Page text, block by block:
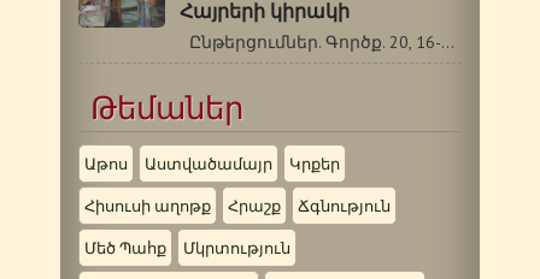
Հայրերի կիրակի
Ընթերցումներ. Գործք. 20, 16-18, 28-36.…
Թեմաներ
Աթոս Աստվածամայր Կրքեր
Հիսուսի աղոթք Հրաշք Ճգնություն
Մեծ Պահք Մկրտություն